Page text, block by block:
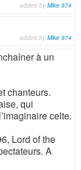
added by Mike 974
added by Mike 974
à un
chanteurs.
qui
celte.
Lord of the
A